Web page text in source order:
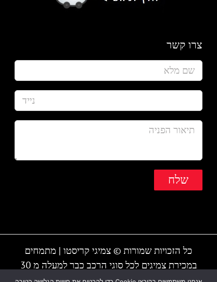
צרו קשר
כל הזכויות שמורות © צמיגי קריסטו | מתמחים
במכירת צמיגים לכל סוגי הרכב כבר למעלה מ 30
שנה | המקום עובד גם בשבת | חייגו - 1-700-700-